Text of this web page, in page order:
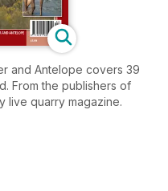
and Antelope covers 39
From the publishers of
live quarry magazine.